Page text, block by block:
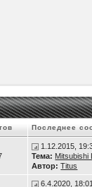
Последнее
1.12.2015,
Тема: Mitsubishi
Автор: Titus
6.4.2020, 18:01